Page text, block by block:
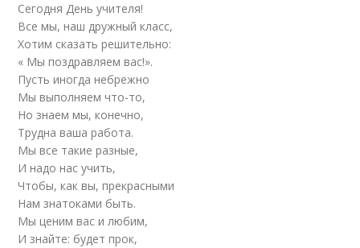
Сегодня День учителя!
Все мы, наш дружный класс,
Хотим сказать решительно:
« Мы поздравляем вас!».
Пусть иногда небрежно
Мы выполняем что-то,
Но знаем мы, конечно,
Трудна ваша работа.
Мы все такие разные,
И надо нас учить,
Чтобы, как вы, прекрасными
Нам знатоками быть.
Мы ценим вас и любим,
И знайте: будет прок,